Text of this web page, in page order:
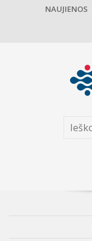
NAUJIENOS